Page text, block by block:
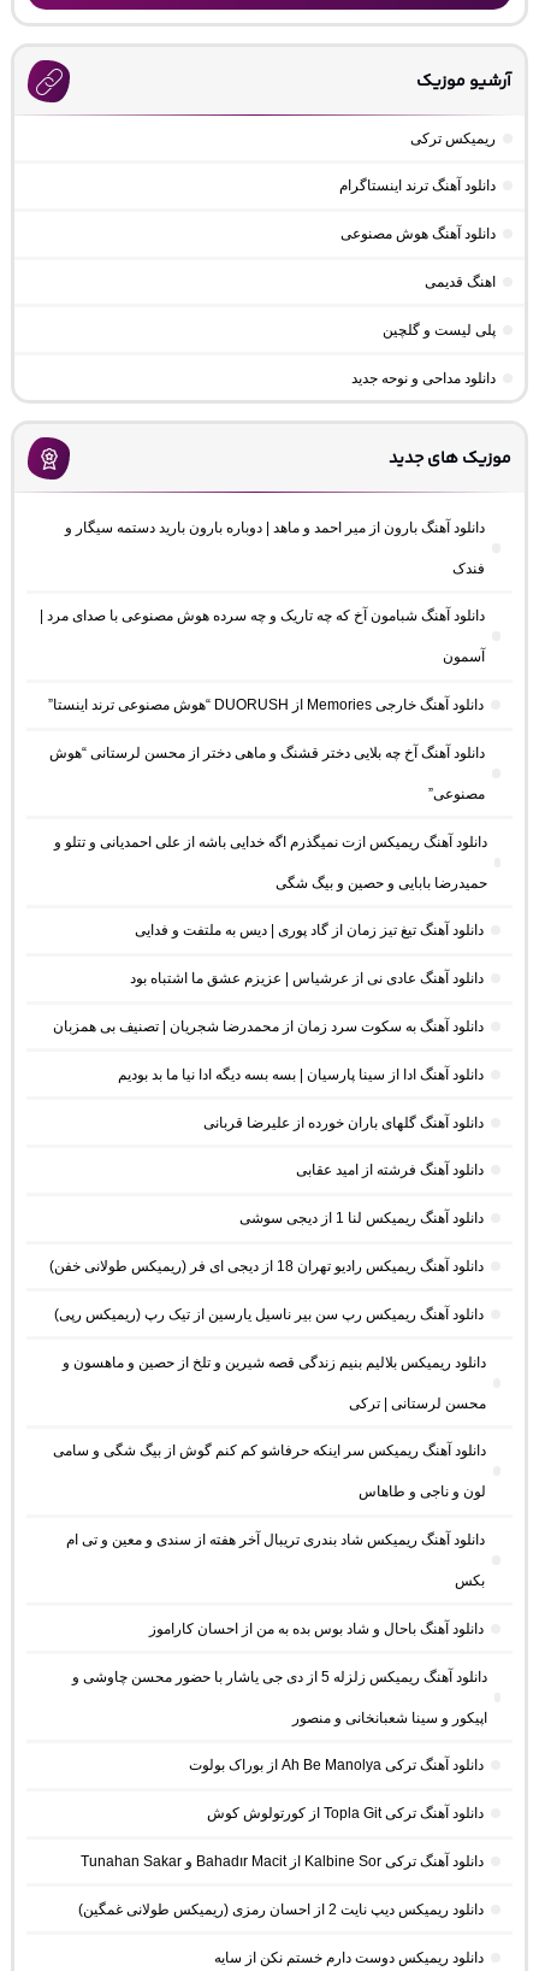
آرشیو موزیک
ریمیکس ترکی
دانلود آهنگ ترند اینستاگرام
دانلود آهنگ هوش مصنوعی
اهنگ قدیمی
پلی لیست و گلچین
دانلود مداحی و نوحه جدید
موزیک های جدید
دانلود آهنگ بارون از میر احمد و ماهد | دوباره بارون بارید دستمه سیگار و
فندک
دانلود آهنگ شبامون آخ که چه تاریک و چه سرده هوش مصنوعی با صدای مرد |
آسمون
دانلود آهنگ خارجی Memories از DUORUSH “هوش مصنوعی ترند اینستا”
دانلود آهنگ آخ چه بلایی دختر قشنگ و ماهی دختر از محسن لرستانی “هوش
مصنوعی”
دانلود آهنگ ریمیکس ازت نمیگذرم اگه خدایی باشه از علی احمدیانی و تتلو و
حمیدرضا بابایی و حصین و بیگ شگی
دانلود آهنگ تیغ تیز زمان از گاد پوری | دیس به ملتفت و فدایی
دانلود آهنگ عادی نی از عرشیاس | عزیزم عشق ما اشتباه بود
دانلود آهنگ به سکوت سرد زمان از محمدرضا شجریان | تصنیف بی همزبان
دانلود آهنگ ادا از سینا پارسیان | بسه بسه دیگه ادا نیا ما بد بودیم
دانلود آهنگ گلهای باران خورده از علیرضا قربانی
دانلود آهنگ فرشته از امید عقابی
دانلود آهنگ ریمیکس لنا 1 از دیجی سوشی
دانلود آهنگ ریمیکس رادیو تهران 18 از دیجی ای فر (ریمیکس طولانی خفن)
دانلود آهنگ ریمیکس رپ سن بیر ناسیل یارسین از تیک رپ (ریمیکس رپی)
دانلود ریمیکس بلالیم بنیم زندگی قصه شیرین و تلخ از حصین و ماهسون و
محسن لرستانی | ترکی
دانلود آهنگ ریمیکس سر اینکه حرفاشو کم کنم گوش از بیگ شگی و سامی
لون و ناجی و طاهاس
دانلود آهنگ ریمیکس شاد بندری تریبال آخر هفته از سندی و معین و تی ام
بکس
دانلود آهنگ باحال و شاد بوس بده به من از احسان کاراموز
دانلود آهنگ ریمیکس زلزله 5 از دی جی یاشار با حضور محسن چاوشی و
اپیکور و سینا شعبانخانی و منصور
دانلود آهنگ ترکی Ah Be Manolya از بوراک بولوت
دانلود آهنگ ترکی Topla Git از کورتولوش کوش
دانلود آهنگ ترکی Kalbine Sor از Bahadır Macit و Tunahan Sakar
دانلود ریمیکس دیپ نایت 2 از احسان رمزی (ریمیکس طولانی غمگین)
دانلود ریمیکس دوست دارم خستم نکن از سایه